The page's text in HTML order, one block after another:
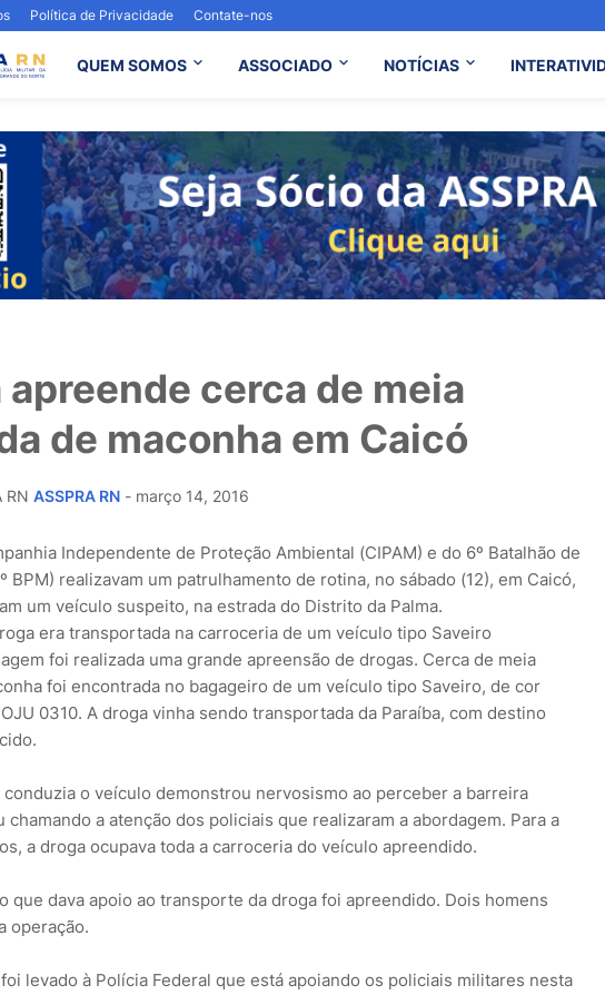
Política de Privacidade Contate-nos
QUEM SOMOS ASSOCIADO NOTÍCIAS
apreende cerca de meia
de maconha em Caicó
RN ASSPRA RN - março 14, 2016
Independente de Proteção Ambiental (CIPAM) e do 6º Batalhão de
BPM) realizavam um patrulhamento de rotina, no sábado (12), em Caicó,
um veículo suspeito, na estrada do Distrito da Palma.
foi realizada uma grande apreensão de drogas. Cerca de meia
foi encontrada no bagageiro de um veículo tipo Saveiro, de cor
0310. A droga vinha sendo transportada da Paraíba, com destino
conduzia o veículo demonstrou nervosismo ao perceber a barreira
chamando a atenção dos policiais que realizaram a abordagem. Para a
a droga ocupava toda a carroceria do veículo apreendido.
que dava apoio ao transporte da droga foi apreendido. Dois homens
operação.
levado à Polícia Federal que está apoiando os policiais militares nesta